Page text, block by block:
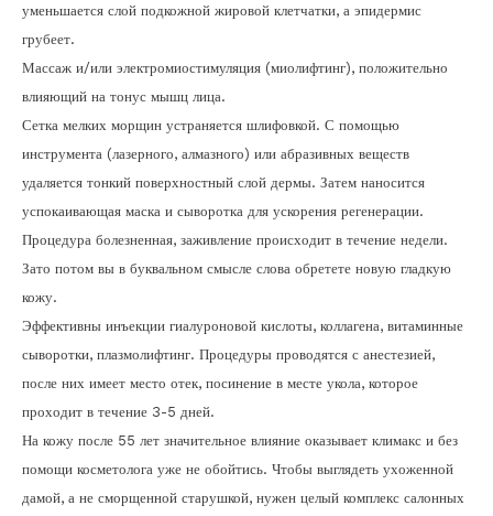
уменьшается слой подкожной жировой клетчатки, а эпидермис
грубеет.
Массаж и/или электромиостимуляция (миолифтинг), положительно
влияющий на тонус мышц лица.
Сетка мелких морщин устраняется шлифовкой. С помощью
инструмента (лазерного, алмазного) или абразивных веществ
удаляется тонкий поверхностный слой дермы. Затем наносится
успокаивающая маска и сыворотка для ускорения регенерации.
Процедура болезненная, заживление происходит в течение недели.
Зато потом вы в буквальном смысле слова обретете новую гладкую
кожу.
Эффективны инъекции гиалуроновой кислоты, коллагена, витаминные
сыворотки, плазмолифтинг. Процедуры проводятся с анестезией,
после них имеет место отек, посинение в месте укола, которое
проходит в течение 3-5 дней.
На кожу после 55 лет значительное влияние оказывает климакс и без
помощи косметолога уже не обойтись. Чтобы выглядеть ухоженной
дамой, а не сморщенной старушкой, нужен целый комплекс салонных